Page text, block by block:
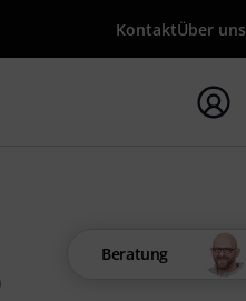
KontaktÜber uns
{searchTerm} starten
Beratung